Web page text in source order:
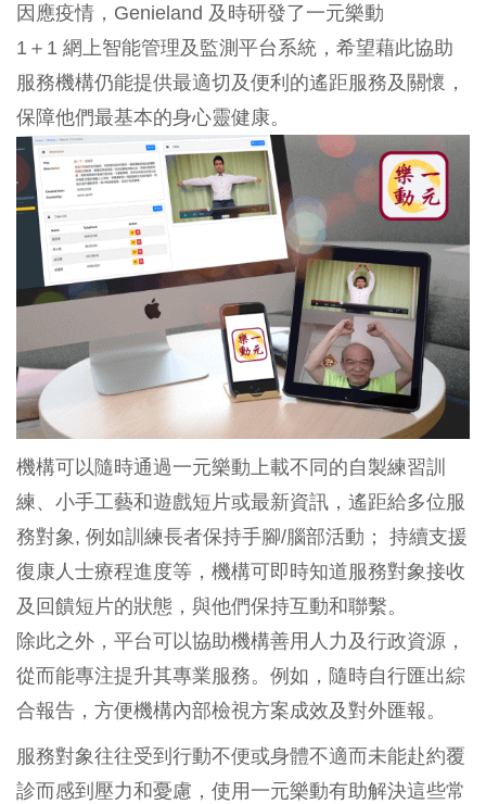
因應疫情，Genieland 及時研發了一元樂動
1＋1 網上智能管理及監測平台系統，希望藉此協助
服務機構仍能提供最適切及便利的遙距服務及關懷，
保障他們最基本的身心靈健康。
機構可以隨時通過一元樂動上載不同的自製練習訓
練、小手工藝和遊戲短片或最新資訊，遙距給多位服
務對象, 例如訓練長者保持手腳/腦部活動； 持續支援
復康人士療程進度等，機構可即時知道服務對象接收
及回饋短片的狀態，與他們保持互動和聯繫。
除此之外，平台可以協助機構善用人力及行政資源，
從而能專注提升其專業服務。例如，隨時自行匯出綜
合報告，方便機構內部檢視方案成效及對外匯報。
服務對象往往受到行動不便或身體不適而未能赴約覆
診而感到壓力和憂慮，使用一元樂動有助解決這些常